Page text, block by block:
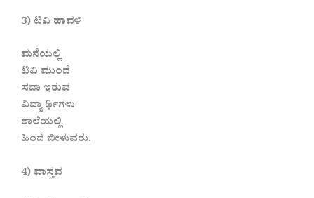
3) ಟಿವಿ ಹಾವಳಿ
ಮನೆಯಲ್ಲಿ
ಟಿವಿ ಮುಂದೆ
ಸದಾ ಇರುವ
ವಿದ್ಯಾ ರ್ಥಿಗಳು
ಶಾಲೆಯಲ್ಲಿ
ಹಿಂದೆ ಬೀಳುವರು.
4) ವಾಸ್ತವ